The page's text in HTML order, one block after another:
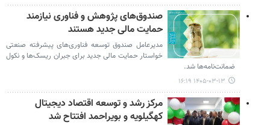
صندوق‌های پژوهش و فناوری نیازمند
حمایت مالی جدید هستند
مدیرعامل صندوق توسعه فناوری‌های پیشرفته صنعتی
خواستار حمایت مالی جدید برای جبران ریسک‌ها و نکول
ضمانت‌نامه‌ها شد.
۱۴۰۵-۰۳-۱۳ ۱۶:۱۹
مرکز رشد و توسعه اقتصاد دیجیتال
کهگیلویه و بویراحمد افتتاح شد